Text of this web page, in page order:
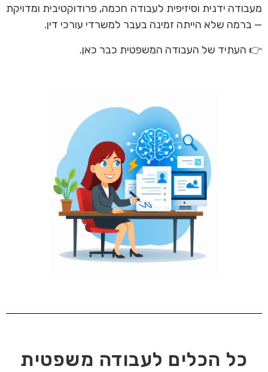
מעבודה ידנית וסיזיפית לעבודה חכמה, פרודוקטיבית ומדויקת
— ברמה שלא הייתה זמינה בעבר למשרדי עורכי דין.
👉 העתיד של העבודה המשפטית כבר כאן.
כל הכלים לעבודה משפטית